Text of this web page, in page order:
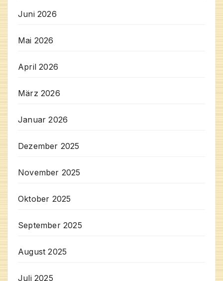
Juni 2026
Mai 2026
April 2026
März 2026
Januar 2026
Dezember 2025
November 2025
Oktober 2025
September 2025
August 2025
Juli 2025